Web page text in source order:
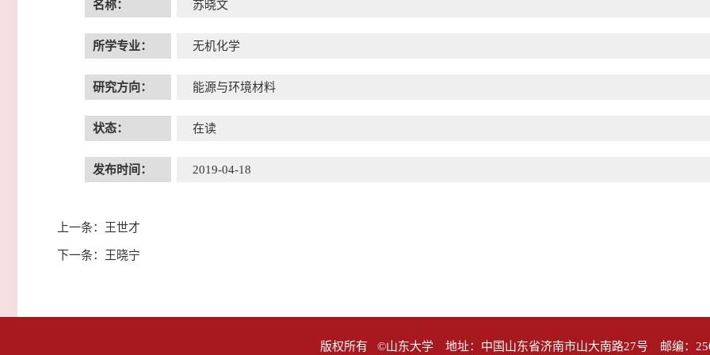
名称： 苏晓文
所学专业： 无机化学
研究方向： 能源与环境材料
状态： 在读
发布时间： 2019-04-18
上一条： 王世才
下一条： 王晓宁
版权所有 ©山东大学 地址：中国山东省济南市山大南路27号 邮编：